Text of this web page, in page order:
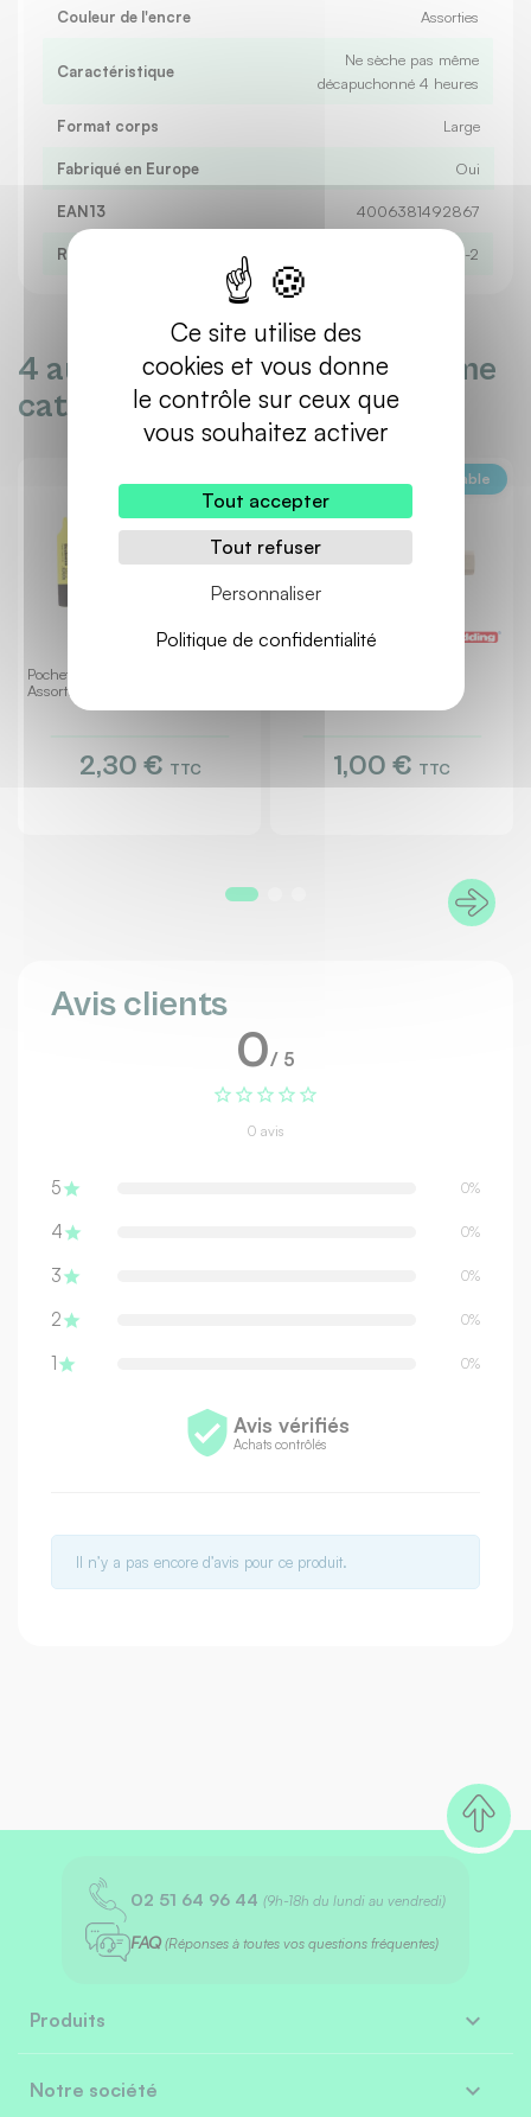
Ce site utilise des
cookies et vous donne
le contrôle sur ceux que
vous souhaitez activer
Tout accepter
Tout refuser
Personnaliser
Politique de confidentialité
Couleur de l'encre Assorties
Caractéristique
Ne sèche pas même
décapuchonné 4 heures
Format corps Large
Fabriqué en Europe Oui
EAN13 4006381492867
Référence produit fabricant 70/4-2
4 autres produits dans la même
catégorie :
Pochette De 8 Surligneurs Large
Assortis
2,30 € TTC
Ecoresponsable
1,00 € TTC
Avis clients
0/ 5
    
0 avis
5 0%
4 0%
3 0%
2 0%
1 0%
 Avis vérifiés
Achats contrôlés
Il n’y a pas encore d’avis pour ce produit.
02 51 64 96 44 (9h-18h du lundi au vendredi)
FAQ (Réponses à toutes vos questions fréquentes)
Produits 
Notre société 